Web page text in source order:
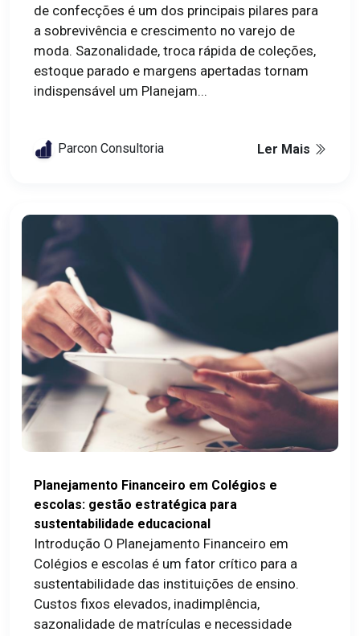
de confecções é um dos principais pilares para
a sobrevivência e crescimento no varejo de
moda. Sazonalidade, troca rápida de coleções,
estoque parado e margens apertadas tornam
indispensável um Planejam...
Parcon Consultoria Ler Mais
Planejamento Financeiro em Colégios e
escolas: gestão estratégica para
sustentabilidade educacional
Introdução O Planejamento Financeiro em
Colégios e escolas é um fator crítico para a
sustentabilidade das instituições de ensino.
Custos fixos elevados, inadimplência,
sazonalidade de matrículas e necessidade